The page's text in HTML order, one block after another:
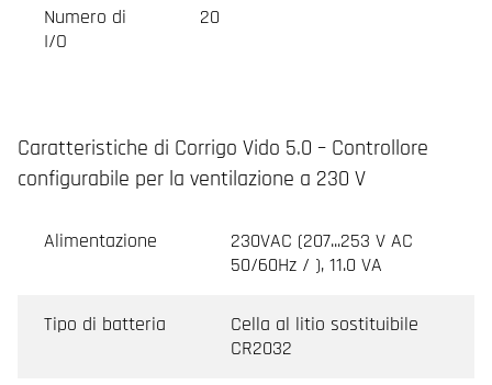
Numero di
I/O
20
Caratteristiche di Corrigo Vido 5.0 – Controllore
configurabile per la ventilazione a 230 V
Alimentazione
230VAC (207...253 V AC
50/60Hz / ), 11.0 VA
Tipo di batteria
Cella al litio sostituibile
CR2032